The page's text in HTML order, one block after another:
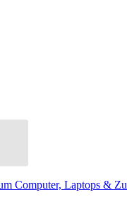
Computer, Laptops &